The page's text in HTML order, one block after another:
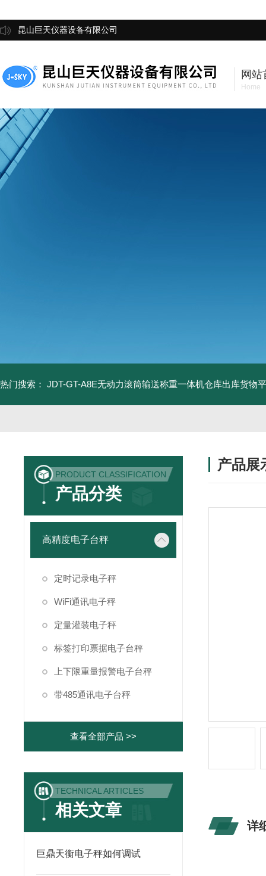
昆山巨天仪器设备有限公司
网站
Home
热门搜索： JDT-GT-A8E无动力滚筒输送称重一体机仓库出库货物
PRODUCT CLASSIFICATION
产品分类
高精度电子台秤
定时记录电子秤
WiFi通讯电子秤
定量灌装电子秤
标签打印票据电子台秤
上下限重量报警电子台秤
带485通讯电子台秤
查看全部产品 >>
TECHNICAL ARTICLES
相关文章
巨鼎天衡电子秤如何调试
产品展
详